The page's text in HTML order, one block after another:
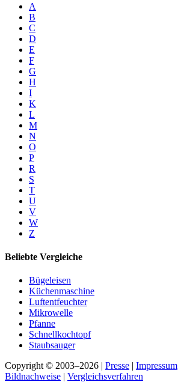
A
B
C
D
E
F
G
H
I
K
L
M
N
O
P
R
S
T
U
V
W
Z
Beliebte Vergleiche
Bügeleisen
Küchenmaschine
Luftentfeuchter
Mikrowelle
Pfanne
Schnellkochtopf
Staubsauger
Copyright © 2003–2026 | Presse | Impressum
Bildnachweise | Vergleichsverfahren